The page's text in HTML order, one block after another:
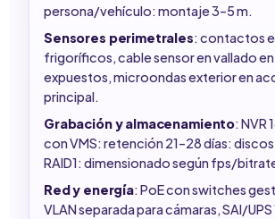
persona/vehículo: montaje 3–5 m.
Sensores perimetrales: contactos
frigoríficos, cable sensor en vallado
expuestos, microondas exterior en
principal.
Grabación y almacenamiento: NVR
con VMS: retención 21–28 días:
RAID1: dimensionado según fps/
Red y energía: PoE con switches
VLAN separada para cámaras, SAI/